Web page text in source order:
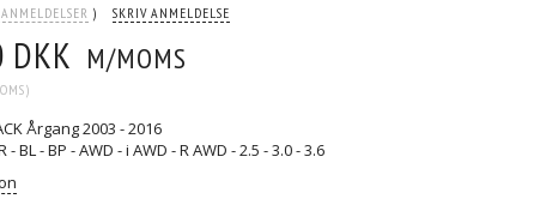
ANMELDELSER SKRIV ANMELDELSE
DKK M/MOMS
)
Årgang 2003 - 2016
- BL - BP - AWD - i AWD - R AWD - 2.5 - 3.0 - 3.6